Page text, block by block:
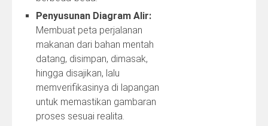
Penyusunan Diagram Alir:
Membuat peta perjalanan
makanan dari bahan mentah
datang, disimpan, dimasak,
hingga disajikan, lalu
memverifikasinya di lapangan
untuk memastikan gambaran
proses sesuai realita.